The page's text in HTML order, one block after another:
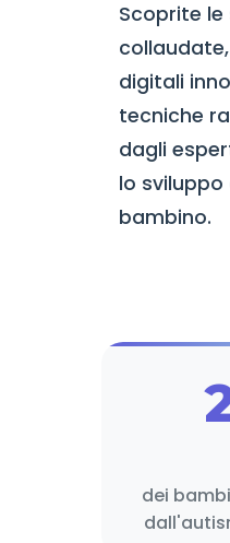
Scoprite
digitali
tecniche
dagli
lo
bambino.
dei